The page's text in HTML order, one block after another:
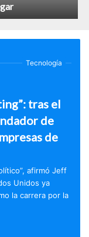
Tecnología
tras el
de
de
afirmó Jeff
Unidos ya
la carrera por la